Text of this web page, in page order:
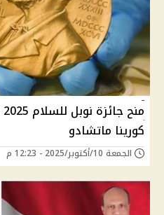
كورينا ماتشادو
الجمعة 10/أكتوبر/2025 - 12:23 م